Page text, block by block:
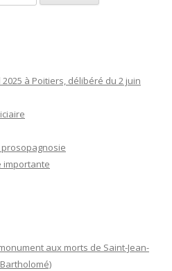
à Poitiers, délibéré du 2 juin
prosopagnosie
importante
aux morts de Saint-Jean-